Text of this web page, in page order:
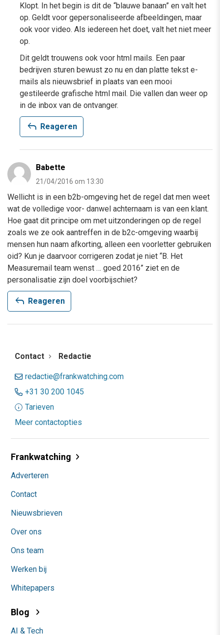
Klopt. In het begin is dit de “blauwe banaan” en valt het
op. Geldt voor gepersonaliseerde afbeeldingen, maar
ook voor video. Als iedereen het doet, valt het niet meer
op.
Dit geldt trouwens ook voor html mails. Een paar
bedrijven sturen bewust zo nu en dan platte tekst e-
mails als nieuwsbrief in plaats van een mooi
gestileerde grafische html mail. Die vallen dan weer op
in de inbox van de ontvanger.
reply Reageren
Babette
21/04/2016 om 13:30
Wellicht is in een b2b-omgeving het de regel dat men weet
wat de volledige voor- danwel achternaam is van een klant.
Hoe gaat dit principe om met uitzonderingen op de regel
zoals we ze ook aantreffen in de b2c-omgeving waarbij
mensen hun naam afkorting, alleen een voorletter gebruiken
oid? Kun je daarvoor corrigeren zodat je niet “B. Het
Measuremail team wenst … goed 2016” ziet en de
personalisatie zijn doel voorbijschiet?
reply Reageren
Contact Redactie
redactie@frankwatching.com
+31 30 200 1045
Tarieven
Meer contactopties
Frankwatching
Adverteren
Contact
Nieuwsbrieven
Over ons
Ons team
Werken bij
Whitepapers
Blog
AI & Tech